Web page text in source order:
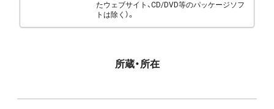
たウェブサイト、CD/DVD等のパッケージソフ
トは除く）。
所蔵・所在